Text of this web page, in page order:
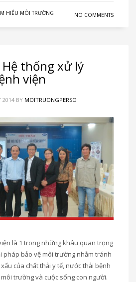
HIỂU MÔI TRƯỜNG NO COMMENTS
thống xử lý
viện
2014 BY MOITRUONGPERSO
là 1 trong những khâu quan trọng
pháp bảo vệ môi trường nhằm tránh
của chất thải y tế, nước thải bệnh
trường và cuộc sống con người.